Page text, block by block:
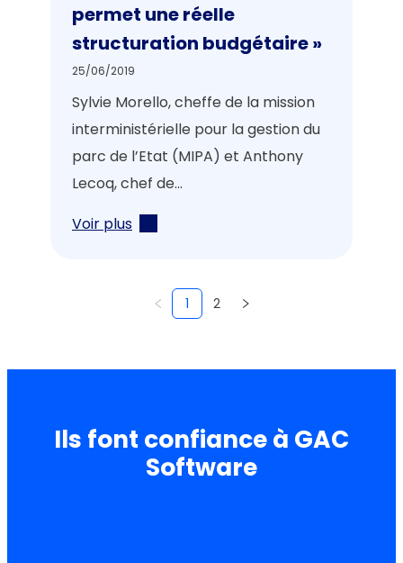
permet une réelle
structuration budgétaire »
25/06/2019
Sylvie Morello, cheffe de la mission
interministérielle pour la gestion du
parc de l’Etat (MIPA) et Anthony
Lecoq, chef de...
Voir plus
1 2
Ils font confiance à GAC
Software